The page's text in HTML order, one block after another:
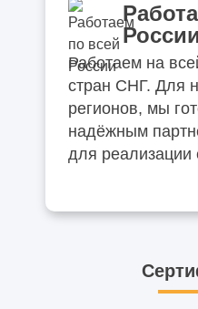
России
Работаем на
стран СНГ. Для
регионов, мы
надёжным
для реализации